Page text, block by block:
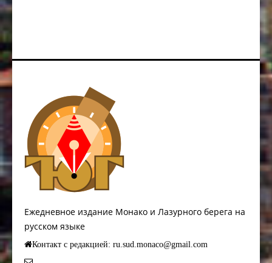
Ежедневное издание Монако и Лазурного берега на
русском языке
Контакт с редакцией: ru.sud.monaco@gmail.com